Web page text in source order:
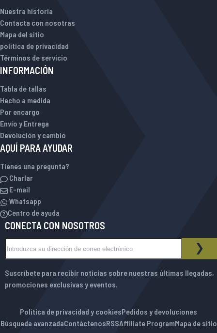
Nuestra historia
Contacta con nosotras
Mapa del sitio
política de privacidad
Términos de servicio
INFORMACIÓN
Tabla de tallas
Hecho a medida
Por encargo
Envío y Entrega
Devolución y cambio
AQUÍ PARA AYUDAR
Tienes una pregunta?
Charlar
E-mail
Whatsapp
Centro de ayuda
CONECTA CON NOSOTROS
BOLETÍN DE NOTICIAS
Suscríbete para recibir noticias sobre nuestras últimas llegadas,
promociones exclusivas y eventos.
Política de privacidad y cookiesPedidos y devoluciones
Búsqueda avanzadaContáctenosRSSAffiliate ProgramMapa de sitio